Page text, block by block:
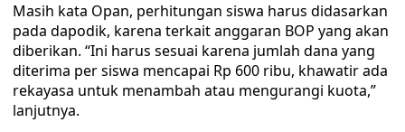
Masih kata Opan, perhitungan siswa harus didasarkan
pada dapodik, karena terkait anggaran BOP yang akan
diberikan. “Ini harus sesuai karena jumlah dana yang
diterima per siswa mencapai Rp 600 ribu, khawatir ada
rekayasa untuk menambah atau mengurangi kuota,”
lanjutnya.